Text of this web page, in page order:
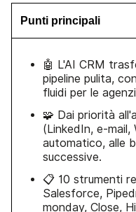
Punti principali
🤖 L'AI CRM
pipeline pulita,
fluidi per le
🧩 Dai priorità
(LinkedIn, e-
automatico, alle
successive.
📋 10 strumenti
Salesforce,
monday, Close,